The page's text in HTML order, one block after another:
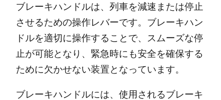
ブレーキハンドルは、列車を減速または停止
させるための操作レバーです。ブレーキハン
ドルを適切に操作することで、スムーズな停
止が可能となり、緊急時にも安全を確保する
ために欠かせない装置となっています。
ブレーキハンドルには、使用されるブレーキ